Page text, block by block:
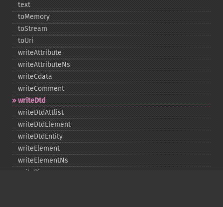
text
toMemory
toStream
toUri
writeAttribute
writeAttributeNs
writeCdata
writeComment
writeDtd
writeDtdAttlist
writeDtdElement
writeDtdEntity
writeElement
writeElementNs
writePi